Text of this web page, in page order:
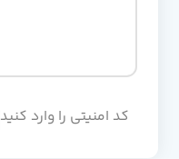
کد امنیتی را وارد کنید